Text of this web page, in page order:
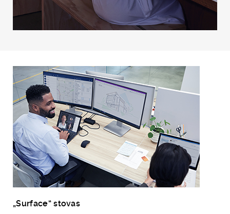
„Surface“ stovas